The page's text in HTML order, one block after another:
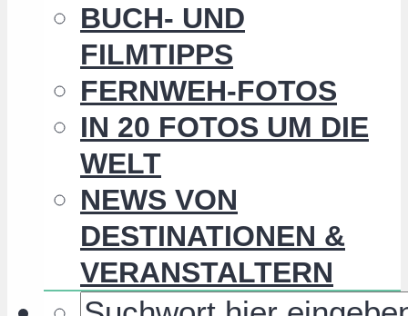
BUCH- UND
FILMTIPPS
FERNWEH-FOTOS
IN 20 FOTOS UM DIE
WELT
NEWS VON
DESTINATIONEN &
VERANSTALTERN